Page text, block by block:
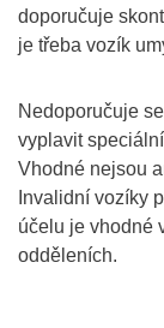
doporučuje
je třeba vozík
Nedoporučuje
vyplavit
Vhodné nejsou
Invalidní vozíky
účelu je vhodné
odděleních.